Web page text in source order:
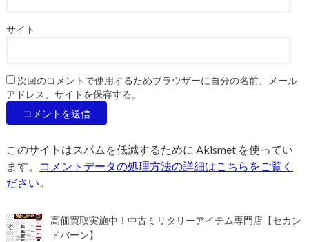
サイト
次回のコメントで使用するためブラウザーに自分の名前、メール
アドレス、サイトを保存する。
このサイトはスパムを低減するために Akismet を使ってい
ます。
コメントデータの処理方法の詳細はこちらをご覧く
ださい。
高価買取実施中！中古ミリタリーアイテム専門店【セカン
ドバーン】